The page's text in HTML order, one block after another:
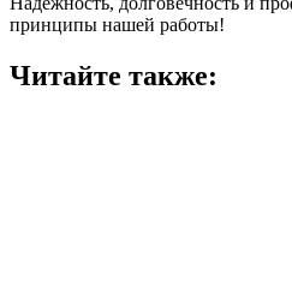
принципы нашей работы!
Читайте также: